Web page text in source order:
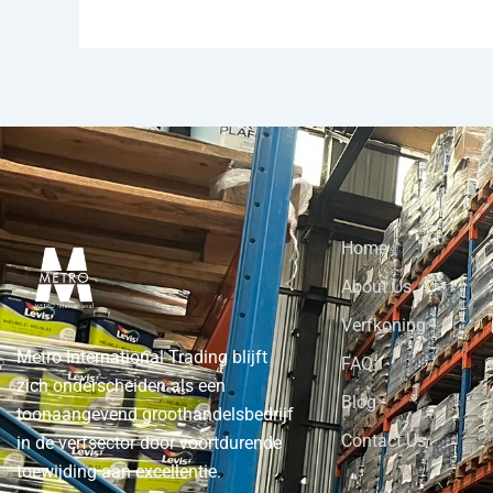
Metro International Trading blijft
zich onderscheiden als een
toonaangevend groothandelsbedrijf
in de verfsector door voortdurende
toewijding aan excellentie.
Home
About Us
Verfkoning
FAQ
Blog
Contact Us